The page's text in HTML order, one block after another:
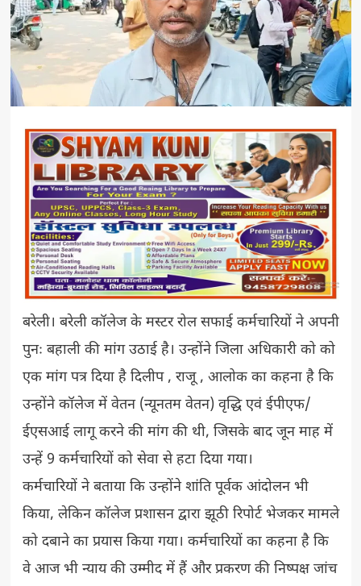
बरेली। बरेली कॉलेज के मस्टर रोल सफाई कर्मचारियों ने अपनी
पुनः बहाली की मांग उठाई है। उन्होंने जिला अधिकारी को को
एक मांग पत्र दिया है दिलीप , राजू , आलोक का कहना है कि
उन्होंने कॉलेज में वेतन (न्यूनतम वेतन) वृद्धि एवं ईपीएफ/
ईएसआई लागू करने की मांग की थी, जिसके बाद जून माह में
उन्हें 9 कर्मचारियों को सेवा से हटा दिया गया।
कर्मचारियों ने बताया कि उन्होंने शांति पूर्वक आंदोलन भी
किया, लेकिन कॉलेज प्रशासन द्वारा झूठी रिपोर्ट भेजकर मामले
को दबाने का प्रयास किया गया। कर्मचारियों का कहना है कि
वे आज भी न्याय की उम्मीद में हैं और प्रकरण की निष्पक्ष जांच